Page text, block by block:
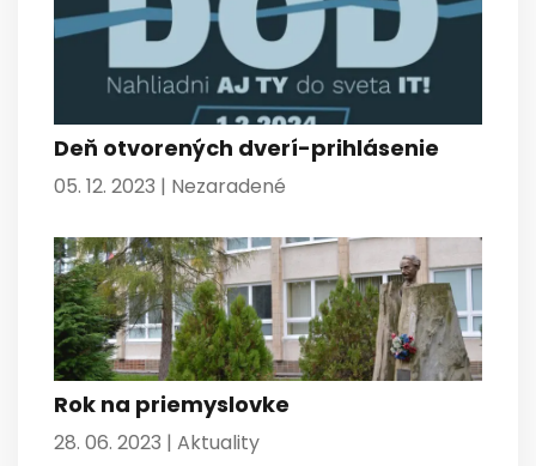
Deň otvorených dverí-prihlásenie
05. 12. 2023 | Nezaradené
Rok na priemyslovke
28. 06. 2023 | Aktuality